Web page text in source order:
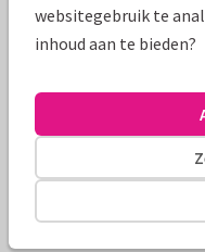
websitegebruik te
inhoud aan te bieden?